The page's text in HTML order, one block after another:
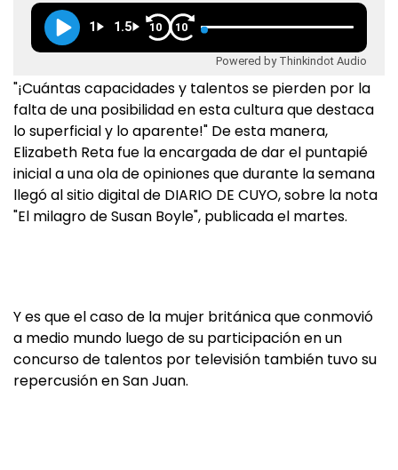
1 1.5 10 10
Powered by Thinkindot Audio
"¡Cuántas capacidades y talentos se pierden por la
falta de una posibilidad en esta cultura que destaca
lo superficial y lo aparente!" De esta manera,
Elizabeth Reta fue la encargada de dar el puntapié
inicial a una ola de opiniones que durante la semana
llegó al sitio digital de DIARIO DE CUYO, sobre la nota
"El milagro de Susan Boyle", publicada el martes.
Y es que el caso de la mujer británica que conmovió
a medio mundo luego de su participación en un
concurso de talentos por televisión también tuvo su
repercusión en San Juan.